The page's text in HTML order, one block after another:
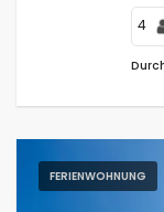
4
FERIENWOHNUNG